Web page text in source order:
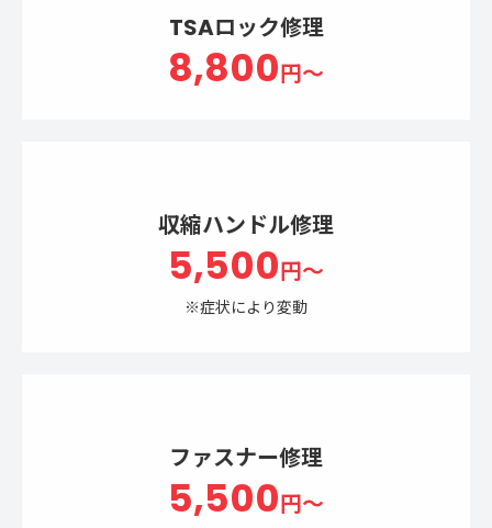
TSAロック修理
8,800円～
収縮ハンドル修理
5,500円～
※症状により変動
ファスナー修理
5,500円～